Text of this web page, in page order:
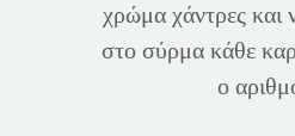
χρώμα χάντρες και
στο σύρμα κάθε
ο